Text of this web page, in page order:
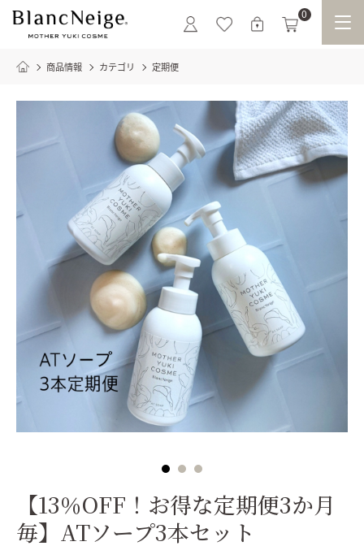
0
商品情報 カテゴリ 定期便
【13％OFF！お得な定期便3か月
毎】ATソープ3本セット